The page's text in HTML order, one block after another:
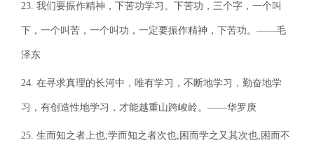
23. 我们要振作精神，下苦功学习。下苦功，三个字，一个叫
下，一个叫苦，一个叫功，一定要振作精神，下苦功。——毛
泽东
24. 在寻求真理的长河中，唯有学习，不断地学习，勤奋地学
习，有创造性地学习，才能越重山跨峻岭。——华罗庚
25. 生而知之者上也;学而知之者次也;困而学之又其次也;困而不